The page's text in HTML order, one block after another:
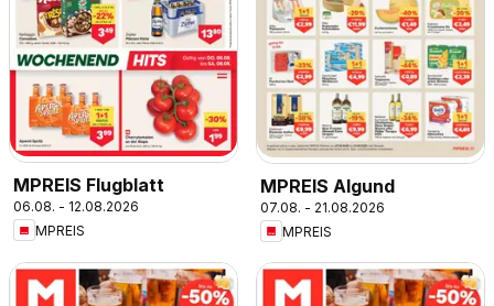
MPREIS Flugblatt
06.08. - 12.08.2026
MPREIS
MPREIS Algund
07.08. - 21.08.2026
MPREIS